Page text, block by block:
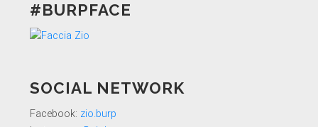
#BURPFACE
SOCIAL NETWORK
Facebook: zio.burp